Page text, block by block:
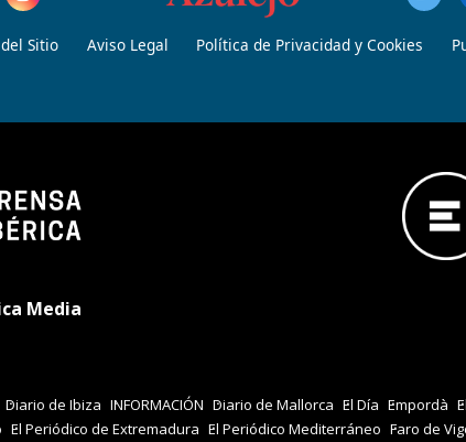
Sitio Aviso Legal Política de Privacidad y Cookies
Media
Diario de Ibiza INFORMACIÓN Diario de Mallorca El Día Empordà
El Periódico de Extremadura El Periódico Mediterráneo Faro de